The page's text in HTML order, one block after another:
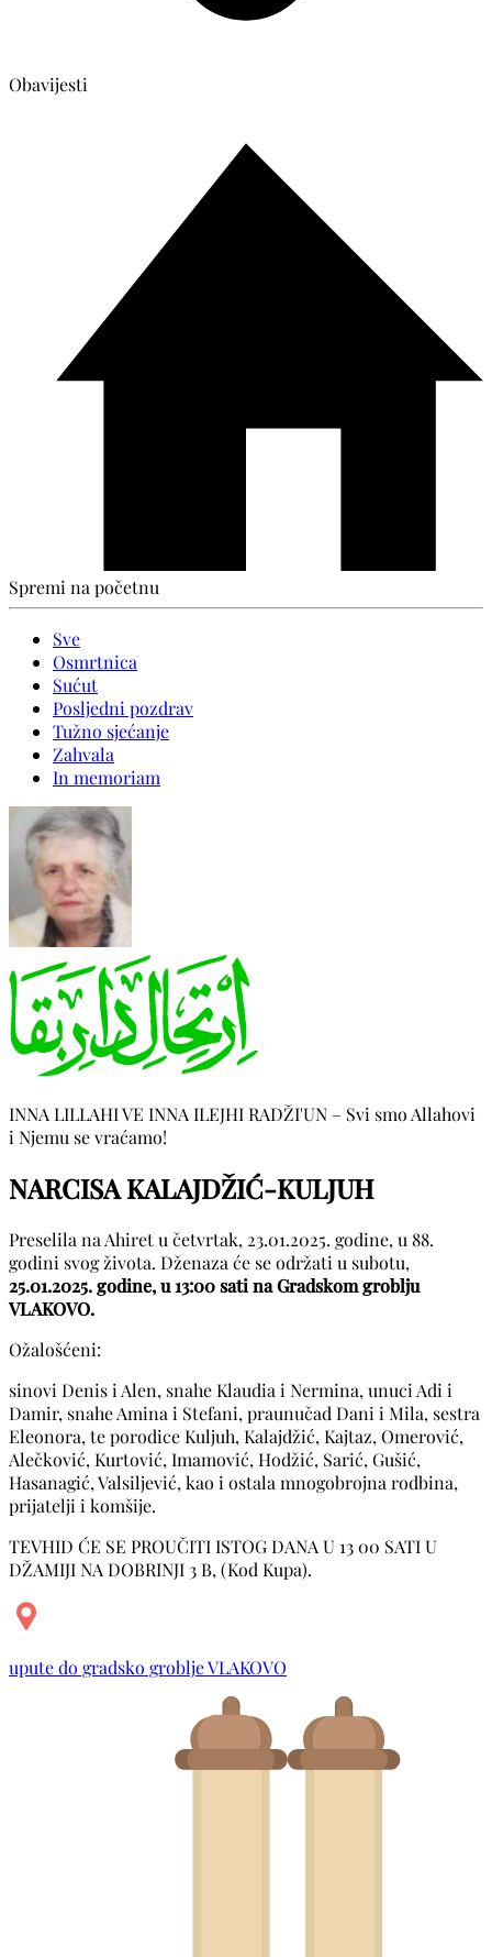
Obavijesti
Spremi na početnu
Sve
Osmrtnica
Sućut
Posljedni pozdrav
Tužno sjećanje
Zahvala
In memoriam
INNA LILLAHI VE INNA ILEJHI RADŽI'UN – Svi smo Allahovi
i Njemu se vraćamo!
NARCISA KALAJDŽIĆ-KULJUH
Preselila na Ahiret u četvrtak, 23.01.2025. godine, u 88.
godini svog života. Dženaza će se održati u subotu,
25.01.2025. godine, u 13:00 sati na Gradskom groblju
VLAKOVO.
Ožalošćeni:
sinovi Denis i Alen, snahe Klaudia i Nermina, unuci Adi i
Damir, snahe Amina i Stefani, praunučad Dani i Mila, sestra
Eleonora, te porodice Kuljuh, Kalajdžić, Kajtaz, Omerović,
Alečković, Kurtović, Imamović, Hodžić, Sarić, Gušić,
Hasanagić, Valsiljević, kao i ostala mnogobrojna rodbina,
prijatelji i komšije.
TEVHID ĆE SE PROUČITI ISTOG DANA U 13 00 SATI U
DŽAMIJI NA DOBRINJI 3 B, (Kod Kupa).
upute do gradsko groblje VLAKOVO